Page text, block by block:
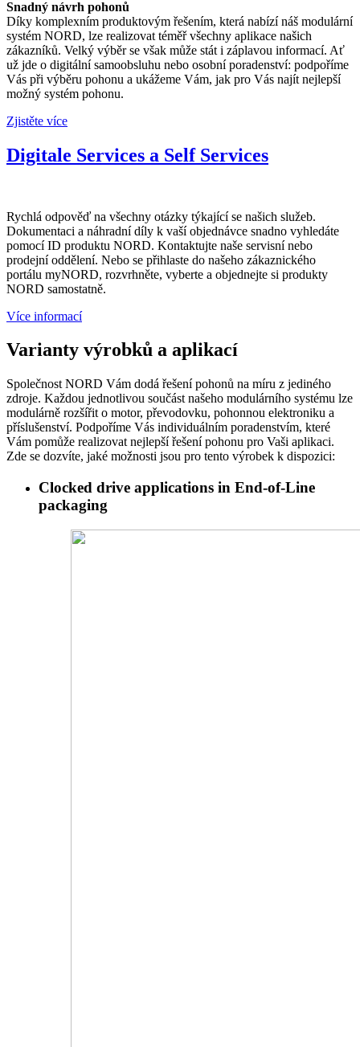
Snadný návrh pohonů
Díky komplexním produktovým řešením, která nabízí náš modulární
systém NORD, lze realizovat téměř všechny aplikace našich
zákazníků. Velký výběr se však může stát i záplavou informací. Ať
už jde o digitální samoobsluhu nebo osobní poradenství: podpoříme
Vás při výběru pohonu a ukážeme Vám, jak pro Vás najít nejlepší
možný systém pohonu.
Zjistěte více
Digitale Services a Self Services
Rychlá odpověď na všechny otázky týkající se našich služeb.
Dokumentaci a náhradní díly k vaší objednávce snadno vyhledáte
pomocí ID produktu NORD. Kontaktujte naše servisní nebo
prodejní oddělení. Nebo se přihlaste do našeho zákaznického
portálu myNORD, rozvrhněte, vyberte a objednejte si produkty
NORD samostatně.
Více informací
Varianty výrobků a aplikací
Společnost NORD Vám dodá řešení pohonů na míru z jediného
zdroje. Každou jednotlivou součást našeho modulárního systému lze
modulárně rozšířit o motor, převodovku, pohonnou elektroniku a
příslušenství. Podpoříme Vás individuálním poradenstvím, které
Vám pomůže realizovat nejlepší řešení pohonu pro Vaši aplikaci.
Zde se dozvíte, jaké možnosti jsou pro tento výrobek k dispozici:
Clocked drive applications in End-of-Line
packaging